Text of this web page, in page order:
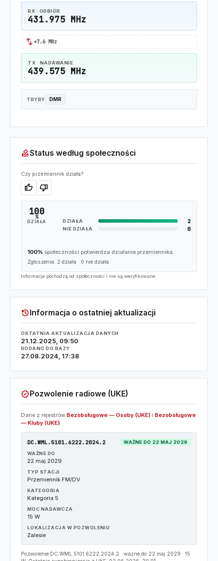
RX · ODBIÓR
431.975 MHz
swap_horiz+7.6 MHz
TX · NADAWANIE
439.575 MHz
TRYBY DMR
how_to_voteStatus według społeczności
Czy przemiennik działa?
thumb_up thumb_down
100
%
DZIAŁA DZIAŁA 2
NIE DZIAŁA 0
100% społeczności potwierdza działanie przemiennika.
Zgłoszenia: 2 działa · 0 nie działa
Informacje pochodzą od społeczności i nie są weryfikowane.
historyInformacja o ostatniej aktualizacji
OSTATNIA AKTUALIZACJA DANYCH
21.12.2025, 09:50
DODANO DO BAZY
27.08.2024, 17:38
verified Pozwolenie radiowe (UKE)
Dane z rejestrów Bezobsługowe — Osoby (UKE) i Bezobsługowe
— Kluby (UKE) .
DC.WML.5101.6222.2024.2 WAŻNE DO 22 MAJ 2029
WAŻNE DO
22 maj 2029
TYP STACJI
Przemiennik FM/DV
KATEGORIA
Kategoria 5
MOC NADAWCZA
15 W
LOKALIZACJA W POZWOLENIU
Zalesie
Pozwolenie DC.WML.5101.6222.2024.2 · ważne do 22 maj 2029 · 15